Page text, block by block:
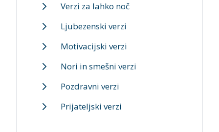
Verzi za lahko noč
Ljubezenski verzi
Motivacijski verzi
Nori in smešni verzi
Pozdravni verzi
Prijateljski verzi